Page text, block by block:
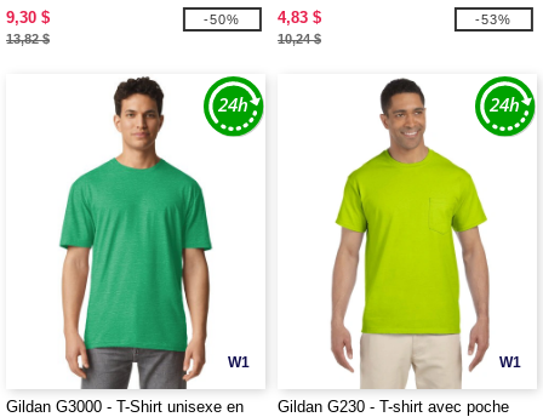
oz.
9,30 $
13,82 $
-50%
4,83 $
10,24 $
-53%
W1
Gildan G3000 - T-Shirt unisexe en
W1
Gildan G230 - T-shirt avec poche